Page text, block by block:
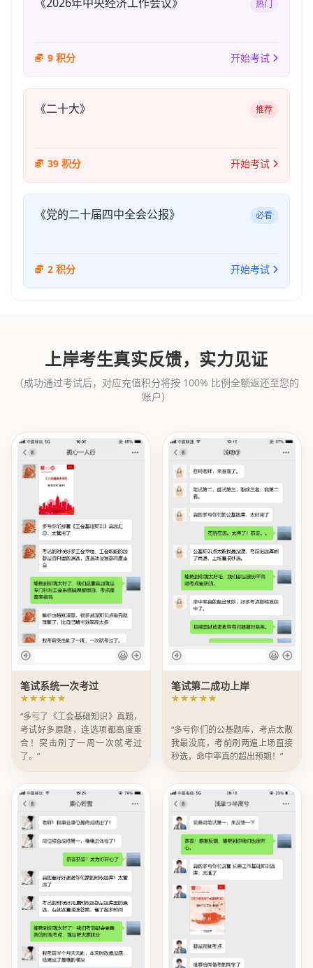
《2026年中央经济工作会议》 热门
9 积分 开始考试
《二十大》 推荐
39 积分 开始考试
《党的二十届四中全会公报》 必看
2 积分 开始考试
上岸考生真实反馈，实力见证
（成功通过考试后，对应充值积分将按 100% 比例全额返还至您的
账户）
笔试系统一次考过
★★★★★
“多亏了《工会基础知识》真题，
考试好多原题，连选项都高度重
合！突击刷了一周一次就考过
了。”
笔试第二成功上岸
★★★★★
“多亏你们的公基题库，考点太散
我最没底，考前刷两遍上场直接
秒选，命中率真的超出预期！”